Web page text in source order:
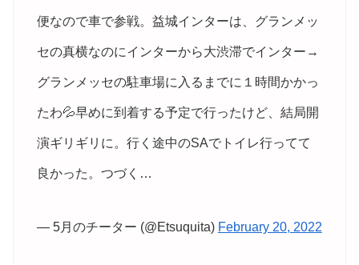
便なので車で参戦。益城インターは、グランメッ
セの真横なのにインターから大渋滞でインター→
グランメッセの駐車場に入るまでに１時間かかっ
たわ💦早めに到着する予定で行ったけど、結局開
演ギリギリに。行く途中のSAでトイレ行ってて
良かった。つづく…
— 5月のチーター (@Etsuquita) February 20, 2022